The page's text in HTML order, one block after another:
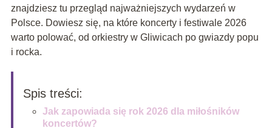
znajdziesz tu przegląd najważniejszych wydarzeń w
Polsce. Dowiesz się, na które koncerty i festiwale 2026
warto polować, od orkiestry w Gliwicach po gwiazdy popu
i rocka.
Spis treści:
Jak zapowiada się rok 2026 dla miłośników
koncertów?